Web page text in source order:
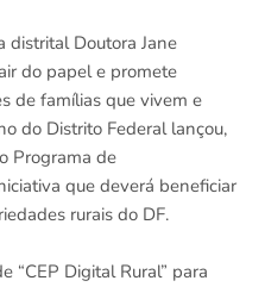
distrital Doutora Jane
do papel e promete
de famílias que vivem e
do Distrito Federal lançou,
Programa de
que deverá beneficiar
rurais do DF.
“CEP Digital Rural” para